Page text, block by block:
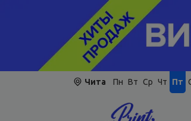
Чита Пн Вт Ср Чт Пт